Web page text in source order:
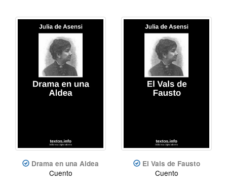
Drama en una Aldea
Cuento
El Vals de Fausto
Cuento